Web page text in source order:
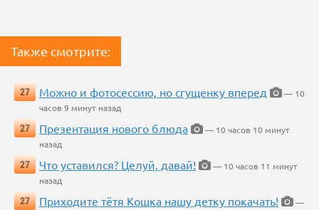
Также смотрите:
27 Можно и фотосессию, но сгущенку вперед
— 10
часов 9 минут назад
27
Презентация нового блюда
— 10 часов 10 минут
назад
27
Что уставился? Целуй, давай!
— 10 часов 11 минут
назад
27
Приходите тётя Кошка нашу детку покачать!
—